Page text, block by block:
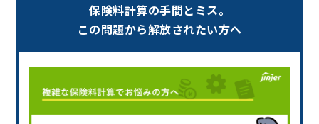
保険料計算の手間とミス。
この問題から解放されたい方へ